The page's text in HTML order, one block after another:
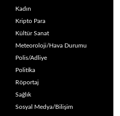
Kadın
Kripto Para
Kültür Sanat
Meteoroloji/Hava Durumu
Polis/Adliye
Politika
Röportaj
Sağlık
Sosyal Medya/Bilişim